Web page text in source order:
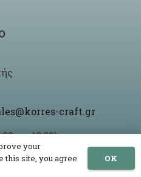
craft.gr
ως 18:00)
Site-Up
your
this site, you agree
OK